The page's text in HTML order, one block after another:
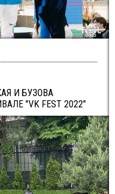
И БУЗОВА
"VK FEST 2022"